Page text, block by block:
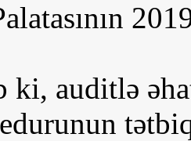
ki, auditlə